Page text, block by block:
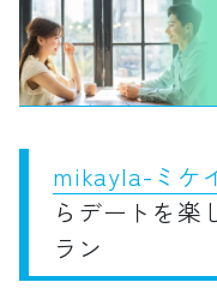
mikayla-ミケ
らデートを楽
ラン